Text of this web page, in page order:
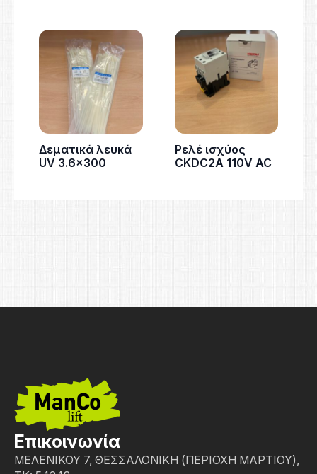
Δεματικά λευκά
UV 3.6×300
Ρελέ ισχύος
CKDC2A 110V AC
Επικοινωνία
ΜΕΛΕΝΙΚΟΥ 7, ΘΕΣΣΑΛΟΝΙΚΗ (ΠΕΡΙΟΧΗ ΜΑΡΤΙΟΥ),